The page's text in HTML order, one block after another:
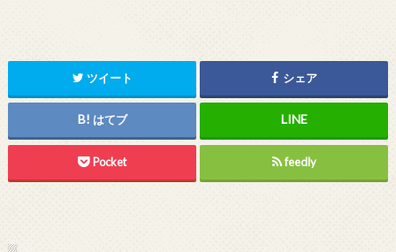
ツイート シェア
はてブ
Pocket feedly